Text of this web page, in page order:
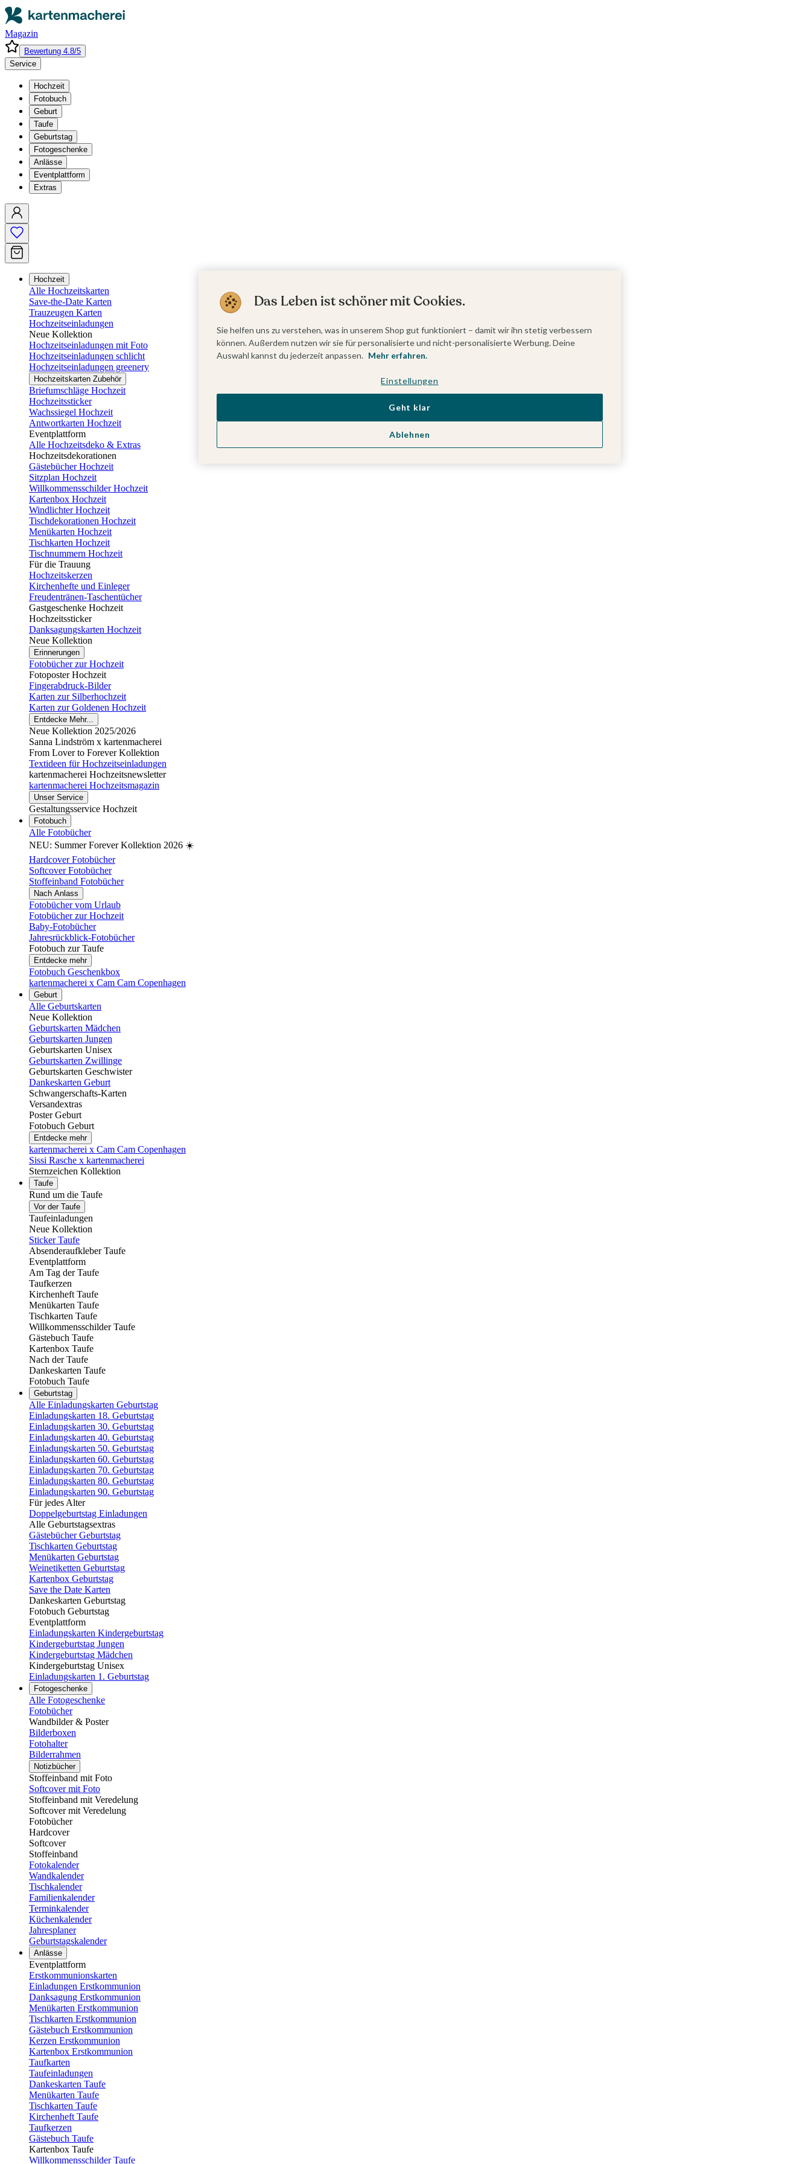
Magazin
Bewertung 4.8/5
Service
Hochzeit
Fotobuch
Geburt
Taufe
Geburtstag
Fotogeschenke
Anlässe
Eventplattform
Extras
Hochzeit
Alle Hochzeitskarten
Save-the-Date Karten
Trauzeugen Karten
Hochzeitseinladungen
Neue Kollektion
Hochzeitseinladungen mit Foto
Hochzeitseinladungen schlicht
Hochzeitseinladungen greenery
Hochzeitskarten Zubehör
Briefumschläge Hochzeit
Hochzeitssticker
Wachssiegel Hochzeit
Antwortkarten Hochzeit
Eventplattform
Alle Hochzeitsdeko & Extras
Hochzeitsdekorationen
Gästebücher Hochzeit
Sitzplan Hochzeit
Willkommensschilder Hochzeit
Kartenbox Hochzeit
Windlichter Hochzeit
Tischdekorationen Hochzeit
Menükarten Hochzeit
Tischkarten Hochzeit
Tischnummern Hochzeit
Für die Trauung
Hochzeitskerzen
Kirchenhefte und Einleger
Freudentränen-Taschentücher
Gastgeschenke Hochzeit
Hochzeitssticker
Danksagungskarten Hochzeit
Neue Kollektion
Erinnerungen
Fotobücher zur Hochzeit
Fotoposter Hochzeit
Fingerabdruck-Bilder
Karten zur Silberhochzeit
Karten zur Goldenen Hochzeit
Entdecke Mehr...
Neue Kollektion 2025/2026
Sanna Lindström x kartenmacherei
From Lover to Forever Kollektion
Textideen für Hochzeitseinladungen
kartenmacherei Hochzeitsnewsletter
kartenmacherei Hochzeitsmagazin
Unser Service
Gestaltungsservice Hochzeit
Fotobuch
Alle Fotobücher
NEU: Summer Forever Kollektion 2026 ☀️
Hardcover Fotobücher
Softcover Fotobücher
Stoffeinband Fotobücher
Nach Anlass
Fotobücher vom Urlaub
Fotobücher zur Hochzeit
Baby-Fotobücher
Jahresrückblick-Fotobücher
Fotobuch zur Taufe
Entdecke mehr
Fotobuch Geschenkbox
kartenmacherei x Cam Cam Copenhagen
Geburt
Alle Geburtskarten
Neue Kollektion
Geburtskarten Mädchen
Geburtskarten Jungen
Geburtskarten Unisex
Geburtskarten Zwillinge
Geburtskarten Geschwister
Dankeskarten Geburt
Schwangerschafts-Karten
Versandextras
Poster Geburt
Fotobuch Geburt
Entdecke mehr
kartenmacherei x Cam Cam Copenhagen
Sissi Rasche x kartenmacherei
Sternzeichen Kollektion
Taufe
Rund um die Taufe
Vor der Taufe
Taufeinladungen
Neue Kollektion
Sticker Taufe
Absenderaufkleber Taufe
Eventplattform
Am Tag der Taufe
Taufkerzen
Kirchenheft Taufe
Menükarten Taufe
Tischkarten Taufe
Willkommensschilder Taufe
Gästebuch Taufe
Kartenbox Taufe
Nach der Taufe
Dankeskarten Taufe
Fotobuch Taufe
Geburtstag
Alle Einladungskarten Geburtstag
Einladungskarten 18. Geburtstag
Einladungskarten 30. Geburtstag
Einladungskarten 40. Geburtstag
Einladungskarten 50. Geburtstag
Einladungskarten 60. Geburtstag
Einladungskarten 70. Geburtstag
Einladungskarten 80. Geburtstag
Einladungskarten 90. Geburtstag
Für jedes Alter
Doppelgeburtstag Einladungen
Alle Geburtstagsextras
Gästebücher Geburtstag
Tischkarten Geburtstag
Menükarten Geburtstag
Weinetiketten Geburtstag
Kartenbox Geburtstag
Save the Date Karten
Dankeskarten Geburtstag
Fotobuch Geburtstag
Eventplattform
Einladungskarten Kindergeburtstag
Kindergeburtstag Jungen
Kindergeburtstag Mädchen
Kindergeburtstag Unisex
Einladungskarten 1. Geburtstag
Fotogeschenke
Alle Fotogeschenke
Fotobücher
Wandbilder & Poster
Bilderboxen
Fotohalter
Bilderrahmen
Notizbücher
Stoffeinband mit Foto
Softcover mit Foto
Stoffeinband mit Veredelung
Softcover mit Veredelung
Fotobücher
Hardcover
Softcover
Stoffeinband
Fotokalender
Wandkalender
Tischkalender
Familienkalender
Terminkalender
Küchenkalender
Jahresplaner
Geburtstagskalender
Anlässe
Eventplattform
Erstkommunionskarten
Einladungen Erstkommunion
Danksagung Erstkommunion
Menükarten Erstkommunion
Tischkarten Erstkommunion
Gästebuch Erstkommunion
Kerzen Erstkommunion
Kartenbox Erstkommunion
Taufkarten
Taufeinladungen
Dankeskarten Taufe
Menükarten Taufe
Tischkarten Taufe
Kirchenheft Taufe
Taufkerzen
Gästebuch Taufe
Kartenbox Taufe
Willkommensschilder Taufe
Das Leben ist schöner mit Cookies.
Sie helfen uns zu verstehen, was in unserem Shop gut funktioniert – damit wir ihn stetig verbessern
können. Außerdem nutzen wir sie für personalisierte und nicht-personalisierte Werbung. Deine
Auswahl kannst du jederzeit anpassen. Mehr erfahren.
Einstellungen
Ablehnen
Geht klar